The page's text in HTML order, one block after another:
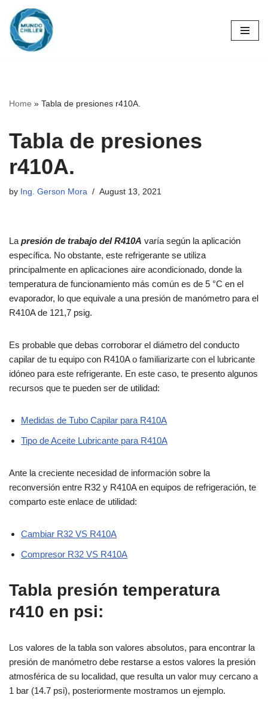
Skip
to
Home » Tabla de presiones r410A.
Tabla de presiones
r410A.
by Ing. Gerson Mora August 13, 2021
La presión de trabajo del R410A varía según la aplicación
específica. No obstante, este refrigerante se utiliza
principalmente en aplicaciones aire acondicionado, donde la
temperatura de funcionamiento más común es de 5 °C en el
evaporador, lo que equivale a una presión de manómetro para el
R410A de 121,7 psig.
Es probable que debas corroborar el diámetro del conducto
capilar de tu equipo con R410A o familiarizarte con el lubricante
idóneo para este refrigerante. En este caso, te presento algunos
recursos que te pueden ser de utilidad:
Medidas de Tubo Capilar para R410A
Tipo de Aceite Lubricante para R410A
Ante la creciente necesidad de información sobre la
reconversión entre R32 y R410A en equipos de refrigeración, te
comparto este enlace de utilidad:
Cambiar R32 VS R410A
Compresor R32 VS R410A
Tabla presión temperatura
r410 en psi:
Los valores de la tabla son valores absolutos, para encontrar la
presión de manómetro debe restarse a estos valores la presión
atmosférica de su localidad, que resulta un valor muy cercano a
1 bar (14.7 psi), posteriormente mostramos un ejemplo.